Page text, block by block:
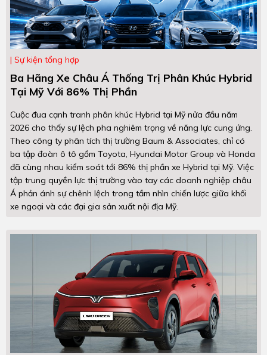
Sự kiện tổng hợp
Ba Hãng Xe Châu Á Thống Trị Phân Khúc Hybrid
Tại Mỹ Với 86% Thị Phần
Cuộc đua cạnh tranh phân khúc Hybrid tại Mỹ nửa đầu năm
2026 cho thấy sự lệch pha nghiêm trọng về năng lực cung ứng.
Theo công ty phân tích thị trường Baum & Associates, chỉ có
ba tập đoàn ô tô gồm Toyota, Hyundai Motor Group và Honda
đã cùng nhau kiểm soát tới 86% thị phần xe Hybrid tại Mỹ. Việc
tập trung quyền lực thị trường vào tay các doanh nghiệp châu
Á phản ánh sự chênh lệch trong tầm nhìn chiến lược giữa khối
xe ngoại và các đại gia sản xuất nội địa Mỹ.